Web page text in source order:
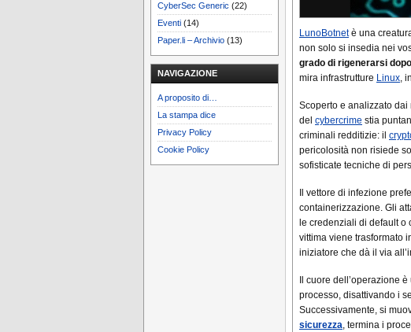
CyberSec Generic (22)
Eventi (14)
Paper.li – Archivio (13)
NAVIGAZIONE
A proposito di…
La stampa dice
Privacy Policy
Cookie Policy
LunoBotnetè una
non solo si insedia nei
grado di rigenerarsi
mira infrastrutture Linux ,
Scoperto e analizzato dai
del cybercrime stia
criminali redditizie: il
pericolosità non risiede
sofisticate tecniche di
Il vettore di infezione
containerizzazione. Gli
le credenziali di default o
vittima viene trasformato
iniziatore che dà il via
Il cuore dell’operazione
processo, disattivando i
Successivamente, si
sicurezza , termina i